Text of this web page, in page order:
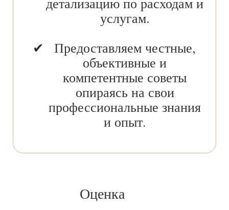
услугам.
Предоставляем честные,
объективные и
компетентные советы
опираясь на свои
профессиональные знания
и опыт.
Оценка